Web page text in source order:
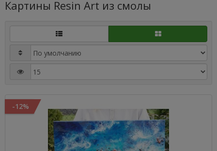
Картины Resin Art из смолы
-12%